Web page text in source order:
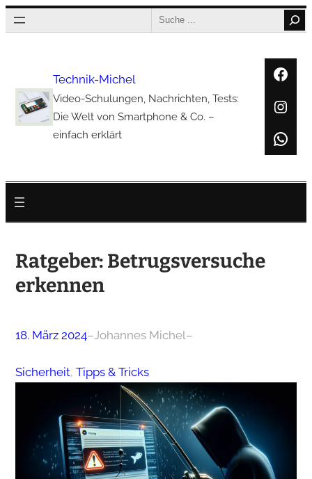
Zum
Inhalt
Search
Technik-Michel
Video-Schulungen, Nachrichten, Tests:
Die Welt von Smartphone & Co. –
einfach erklärt
Ratgeber: Betrugsversuche
erkennen
18. März 2024–Johannes Michel–
Sicherheit, Tipps & Tricks